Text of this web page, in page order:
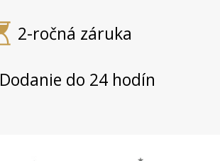
2-ročná záruka
Dodanie do 24 hodín